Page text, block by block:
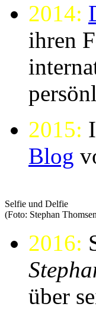
2014:
ihren
2015:
Blog
Selfie und Delfie
(Foto: Stephan
2016:
über